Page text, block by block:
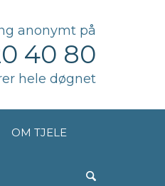
anonymt på
40 80
hele døgnet
OM TJELE